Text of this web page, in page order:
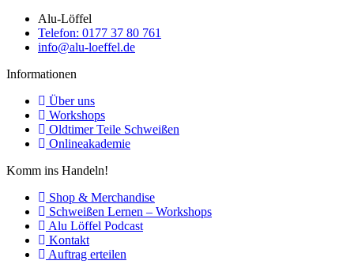
Alu-Löffel
Telefon: 0177 37 80 761
info@alu-loeffel.de
Informationen
Über uns
Workshops
Oldtimer Teile Schweißen
Onlineakademie
Komm ins Handeln!
Shop & Merchandise
Schweißen Lernen – Workshops
Alu Löffel Podcast
Kontakt
Auftrag erteilen